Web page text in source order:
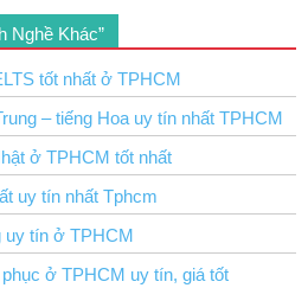
Nghề Khác”
tốt nhất ở TPHCM
– tiếng Hoa uy tín nhất TPHCM
ở TPHCM tốt nhất
uy tín nhất Tphcm
uy tín ở TPHCM
ở TPHCM uy tín, giá tốt